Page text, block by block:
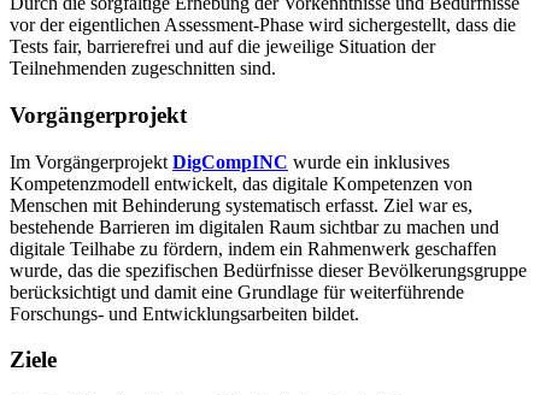
vor der eigentlichen Assessment-Phase wird sichergestellt, dass die
Tests fair, barrierefrei und auf die jeweilige Situation der
Teilnehmenden zugeschnitten sind.
Vorgängerprojekt
Im Vorgängerprojekt DigCompINC wurde ein inklusives
Kompetenzmodell entwickelt, das digitale Kompetenzen von
Menschen mit Behinderung systematisch erfasst. Ziel war es,
bestehende Barrieren im digitalen Raum sichtbar zu machen und
digitale Teilhabe zu fördern, indem ein Rahmenwerk geschaffen
wurde, das die spezifischen Bedürfnisse dieser Bevölkerungsgruppe
berücksichtigt und damit eine Grundlage für weiterführende
Forschungs- und Entwicklungsarbeiten bildet.
Ziele